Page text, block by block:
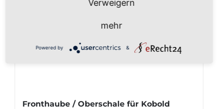
Fronthaube / Oberschale für Kobold
Verweigern
mehr
Powered by &